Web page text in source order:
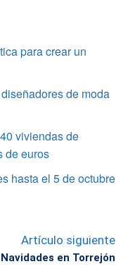
para crear un
de moda
viviendas de
de euros
hasta el 5 de octubre
Artículo siguiente
Navidades en Torrejón